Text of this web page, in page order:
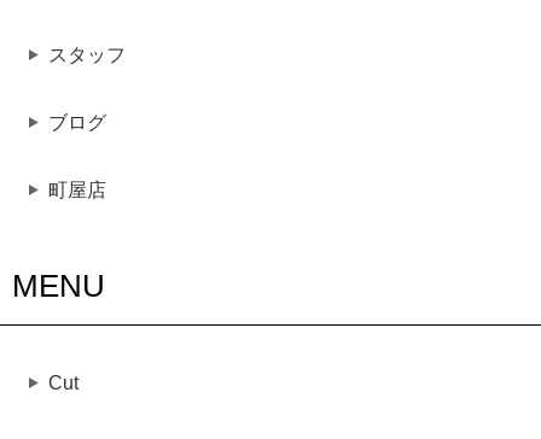
スタッフ
ブログ
町屋店
MENU
Cut